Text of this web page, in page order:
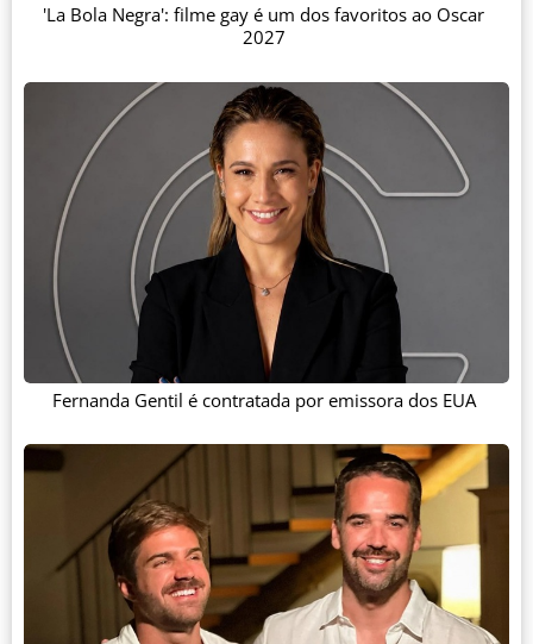
'La Bola Negra': filme gay é um dos favoritos ao Oscar
2027
Fernanda Gentil é contratada por emissora dos EUA